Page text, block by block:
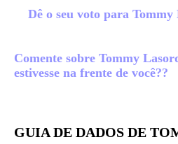
Dê o seu voto para Tommy
Comente sobre Tommy
estivesse na frente de você??
GUIA DE DADOS DE